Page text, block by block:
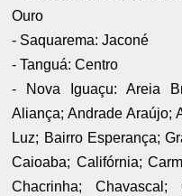
Ouro
- Saquarema: Jaconé
- Tanguá: Centro
- Nova Iguaçu: Areia
Aliança; Andrade Araújo;
Luz; Bairro Esperança;
Caioaba; Califórnia;
Chacrinha; Chavascal;